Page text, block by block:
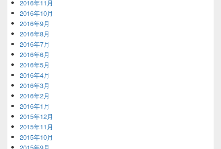
2016年11月
2016年10月
2016年9月
2016年8月
2016年7月
2016年6月
2016年5月
2016年4月
2016年3月
2016年2月
2016年1月
2015年12月
2015年11月
2015年10月
2015年9月